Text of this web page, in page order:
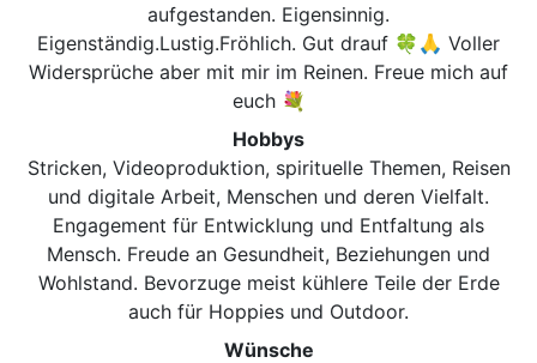
aufgestanden. Eigensinnig.
Eigenständig.Lustig.Fröhlich. Gut drauf 🍀🙏 Voller
Widersprüche aber mit mir im Reinen. Freue mich auf
euch 💐
Hobbys
Stricken, Videoproduktion, spirituelle Themen, Reisen
und digitale Arbeit, Menschen und deren Vielfalt.
Engagement für Entwicklung und Entfaltung als
Mensch. Freude an Gesundheit, Beziehungen und
Wohlstand. Bevorzuge meist kühlere Teile der Erde
auch für Hoppies und Outdoor.
Wünsche